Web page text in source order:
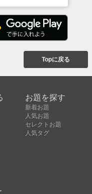
Topに戻る
お題を探す
新着お題
人気お題
セレクトお題
人気タグ